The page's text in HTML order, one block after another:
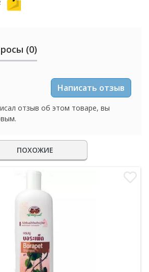
(0)
Написать отзыв
отзыв об этом товаре, вы
ПОХОЖИЕ